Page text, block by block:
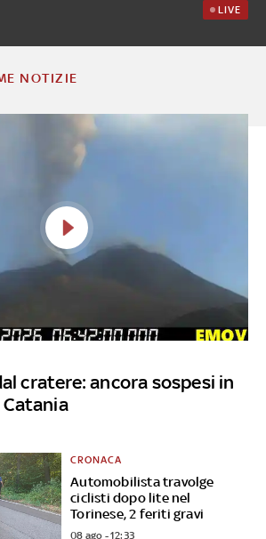
LIVE
NOTIZIE
cratere: ancora sospesi in
Automobilista travolge
ciclisti dopo lite nel
Torinese, 2 feriti gravi
CRONACA
08 ago - 12:33